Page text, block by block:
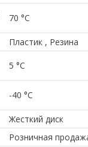
70 °C
Пластик , Резина
5 °C
-40 °C
Жесткий диск
Розничная